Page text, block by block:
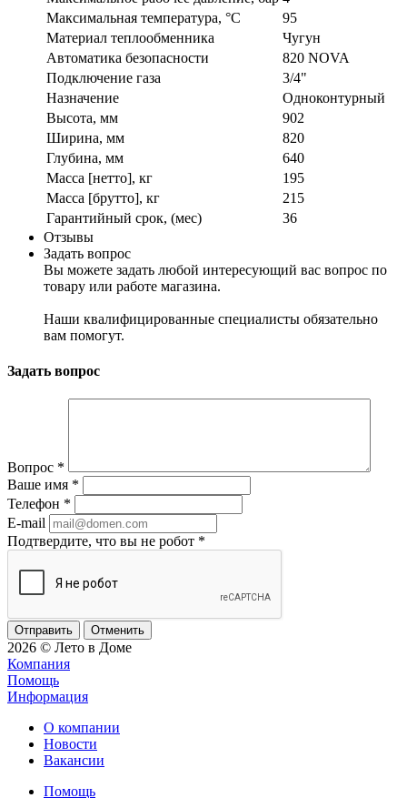
Максимальная температура, °C
95
Материал теплообменника
Чугун
Автоматика безопасности
820 NOVA
Подключение газа
3/4"
Назначение
Одноконтурный
Высота, мм
902
Ширина, мм
820
Глубина, мм
640
Масса [нетто], кг
195
Масса [брутто], кг
215
Гарантийный срок, (мес)
36
Отзывы
Задать вопрос
Вы можете задать любой интересующий вас вопрос по
товару или работе магазина.
Наши квалифицированные специалисты обязательно
вам помогут.
Задать вопрос
Вопрос *
Ваше имя *
Телефон *
E-mail
Подтвердите, что вы не робот *
Отменить
2026 © Лето в Доме
Компания
Помощь
Информация
О компании
Новости
Вакансии
Помощь